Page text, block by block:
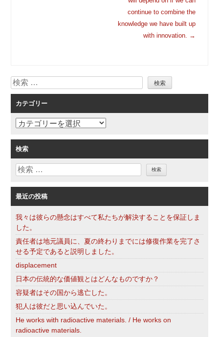
ン
continue to combine the
knowledge we have built up
with innovation. →
検
索
カテゴリー
カ
ゴ
リ
ー
検索
検
最近の投稿
我々は彼らの懸念はすべて私たちが解決することを保証しま
した。
責任者は地元議員に、夏の終わりまでには修復作業を完了さ
せる予定であると説明しました。
displacement
日本の伝統的な価値観とはどんなものですか？
容疑者はその国から逃亡した。
犯人は彼だと思い込んでいた。
He works with radioactive materials. / He works on
radioactive materials.